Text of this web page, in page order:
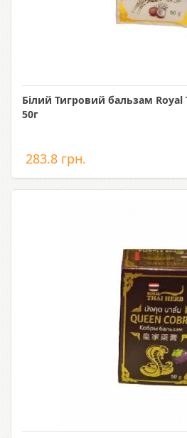
Білий Тигровий бальзам
50г
283.8 грн.